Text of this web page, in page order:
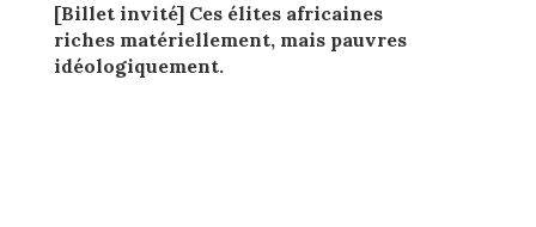
[Billet invité] Ces élites africaines
riches matériellement, mais pauvres
idéologiquement.